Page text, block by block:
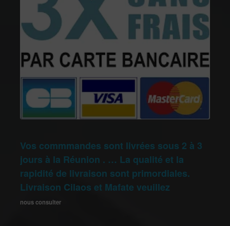
Vos commmandes sont livrées sous 2 à 3
jours à la Réunion . … La qualité et la
rapidité de livraison sont primordiales.
Livraison Cilaos et Mafate veuillez
nous consulter